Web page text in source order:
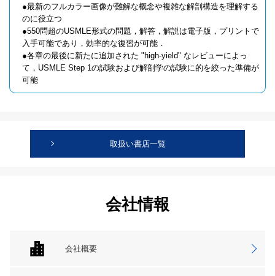
●最新のフルカラー画像が難解な概念や複雑な解剖構造を理解する
のに役立つ
●550問超のUSMLE形式の問題，解答，解説は電子版，プリントで
入手可能であり，効率的な復習が可能．
●各章の最後に新たに追加された "high-yield" なレビューによっ
て，USMLE Step 1の試験および解剖学の試験に的を絞った準備が
可能
取扱い書店一覧
会社情報
会社概要